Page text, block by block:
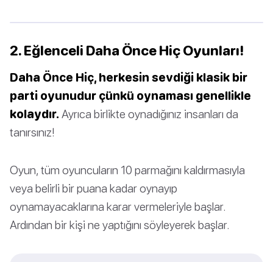
2. Eğlenceli Daha Önce Hiç Oyunları!
Daha Önce Hiç, herkesin sevdiği klasik bir
parti oyunudur çünkü oynaması genellikle
kolaydır. Ayrıca birlikte oynadığınız insanları da
tanırsınız!
Oyun, tüm oyuncuların 10 parmağını kaldırmasıyla
veya belirli bir puana kadar oynayıp
oynamayacaklarına karar vermeleriyle başlar.
Ardından bir kişi ne yaptığını söyleyerek başlar.